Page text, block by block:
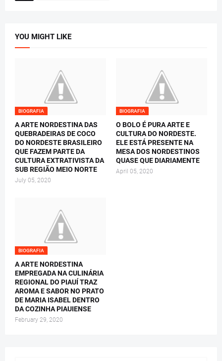
YOU MIGHT LIKE
BIOGRAFIA
A ARTE NORDESTINA DAS
QUEBRADEIRAS DE COCO
DO NORDESTE BRASILEIRO
QUE FAZEM PARTE DA
CULTURA EXTRATIVISTA DA
SUB REGIÃO MEIO NORTE
July 05, 2020
BIOGRAFIA
O BOLO É PURA ARTE E
CULTURA DO NORDESTE.
ELE ESTÁ PRESENTE NA
MESA DOS NORDESTINOS
QUASE QUE DIARIAMENTE
April 05, 2020
BIOGRAFIA
A ARTE NORDESTINA
EMPREGADA NA CULINÁRIA
REGIONAL DO PIAUÍ TRAZ
AROMA E SABOR NO PRATO
DE MARIA ISABEL DENTRO
DA COZINHA PIAUIENSE
February 29, 2020